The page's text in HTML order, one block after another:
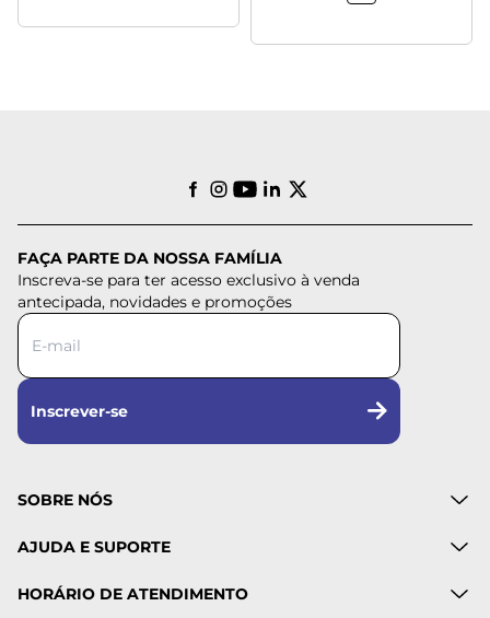
FAÇA PARTE DA NOSSA FAMÍLIA
Inscreva-se para ter acesso exclusivo à venda
antecipada, novidades e promoções
Inscrever-se
SOBRE NÓS
AJUDA E SUPORTE
HORÁRIO DE ATENDIMENTO